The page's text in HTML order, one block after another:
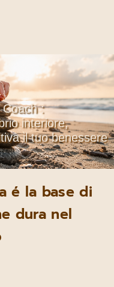
:
interiore,
il tuo benessere
é la base di
dura nel